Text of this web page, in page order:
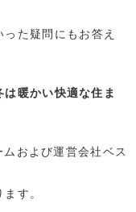
った疑問にもお答え
暖かい快適な住ま
および運営会社ベス
す。